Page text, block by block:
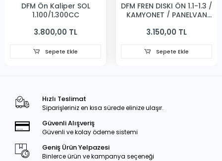
DFM Ön Kaliper SOL
1,100/1,300CC
3.800,00 TL
Sepete Ekle
DFM FREN DISKI ÖN 1.1-1.3 /
KAMYONET / PANELVAN
3.150,00 TL
Sepete Ekle
Hızlı Teslimat
Siparişleriniz en kısa sürede elinize ulaşır.
Güvenli Alışveriş
Güvenli ve kolay ödeme sistemi
Geniş Ürün Yelpazesi
Binlerce ürün ve kampanya seçeneği